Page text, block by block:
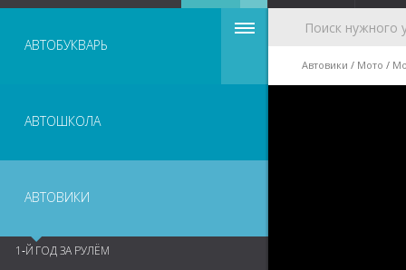
АВТОБУКВАРЬ
АВТОШКОЛА
АВТОВИКИ
1‑Й ГОД ЗА РУЛЁМ
Автовики Мото